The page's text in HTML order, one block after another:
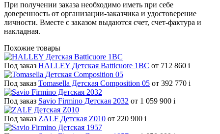
При получении заказа необходимо иметь при себе
доверенность от организации-заказчика и удостоверение
личности. Вместе с заказом выдаются счет, счет-фактура и
накладная.
Похожие товары
Под заказ HALLEY Детская Batticuore 1BC от 712 860 i
Под заказ Tomasella Детская Composition 05 от 392 770 i
Под заказ Savio Firmino Детская 2032 от 1 059 900 i
Под заказ ZALF Детская Z010 от 220 900 i